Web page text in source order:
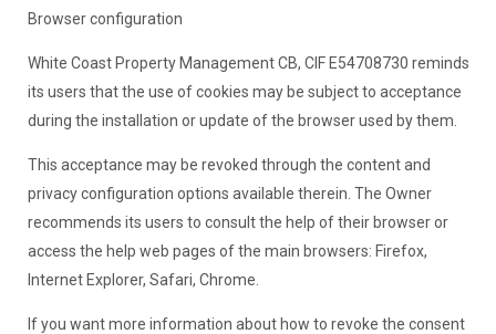
Browser configuration
White Coast Property Management CB, CIF E54708730 reminds
its users that the use of cookies may be subject to acceptance
during the installation or update of the browser used by them.
This acceptance may be revoked through the content and
privacy configuration options available therein. The Owner
recommends its users to consult the help of their browser or
access the help web pages of the main browsers: Firefox,
Internet Explorer, Safari, Chrome.
If you want more information about how to revoke the consent